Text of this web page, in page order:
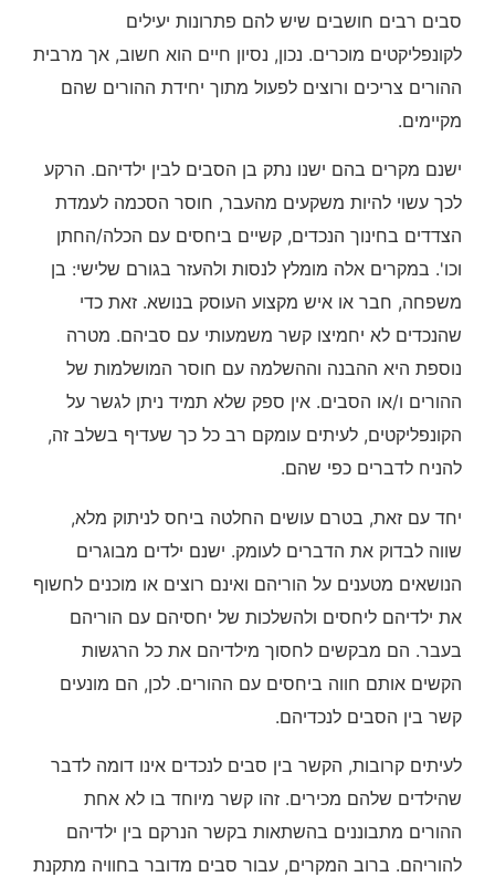
סבים רבים חושבים שיש להם פתרונות יעילים
לקונפליקטים מוכרים. נכון, נסיון חיים הוא חשוב, אך מרבית
ההורים צריכים ורוצים לפעול מתוך יחידת ההורים שהם
מקיימים.
ישנם מקרים בהם ישנו נתק בן הסבים לבין ילדיהם. הרקע
לכך עשוי להיות משקעים מהעבר, חוסר הסכמה לעמדת
הצדדים בחינוך הנכדים, קשיים ביחסים עם הכלה/החתן
וכו'. במקרים אלה מומלץ לנסות ולהעזר בגורם שלישי: בן
משפחה, חבר או איש מקצוע העוסק בנושא. זאת כדי
שהנכדים לא יחמיצו קשר משמעותי עם סביהם. מטרה
נוספת היא ההבנה וההשלמה עם חוסר המושלמות של
ההורים ו/או הסבים. אין ספק שלא תמיד ניתן לגשר על
הקונפליקטים, לעיתים עומקם רב כל כך שעדיף בשלב זה,
להניח לדברים כפי שהם.
יחד עם זאת, בטרם עושים החלטה ביחס לניתוק מלא,
שווה לבדוק את הדברים לעומק. ישנם ילדים מבוגרים
הנושאים מטענים על הוריהם ואינם רוצים או מוכנים לחשוף
את ילדיהם ליחסים ולהשלכות של יחסיהם עם הוריהם
בעבר. הם מבקשים לחסוך מילדיהם את כל הרגשות
הקשים אותם חווה ביחסים עם ההורים. לכן, הם מונעים
קשר בין הסבים לנכדיהם.
לעיתים קרובות, הקשר בין סבים לנכדים אינו דומה לדבר
שהילדים שלהם מכירים. זהו קשר מיוחד בו לא אחת
ההורים מתבוננים בהשתאות בקשר הנרקם בין ילדיהם
להוריהם. ברוב המקרים, עבור סבים מדובר בחוויה מתקנת